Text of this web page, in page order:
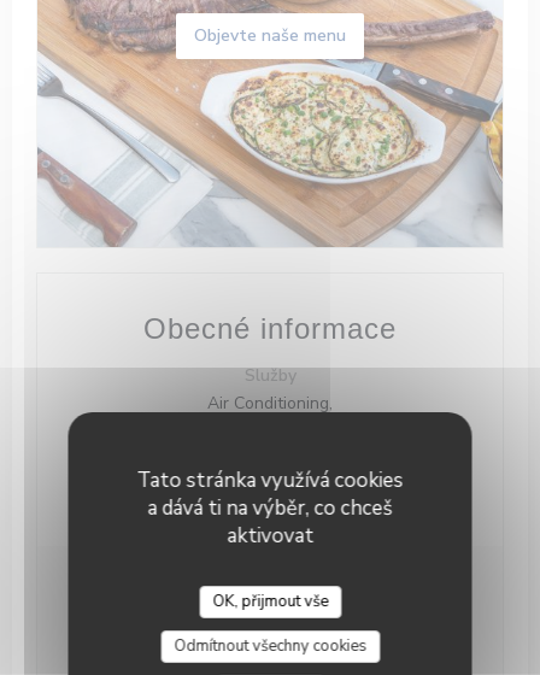
Tato stránka využívá cookies
a dává ti na výběr, co chceš
aktivovat
OK, přijmout vše
Odmítnout všechny cookies
Objevte naše menu
Obecné informace
Služby
Air Conditioning,
Without contact, Cash, American Express,
Eurocard/Mastercard, Visa, Debit Card
Otevírací hodiny
Keating Steak and Wine House